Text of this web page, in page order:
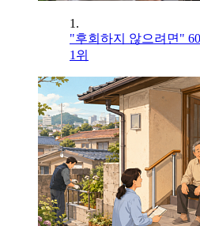
1.
"후회하지 않으려면"
1위